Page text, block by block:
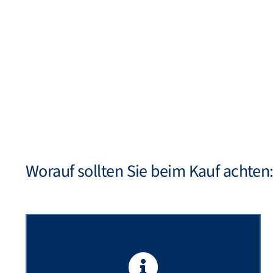
Worauf sollten Sie beim Kauf achten: